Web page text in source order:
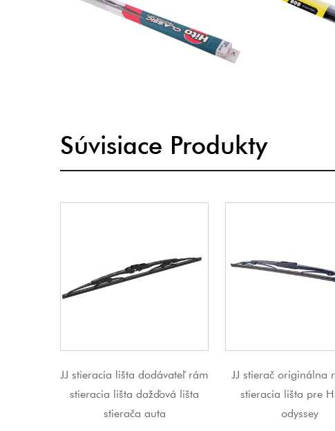
Súvisiace Produkty
rám
JJ stierač originálna rámová
stieracia lišta pre Honda
odyssey
JJ Nový
rám
kovové lišty